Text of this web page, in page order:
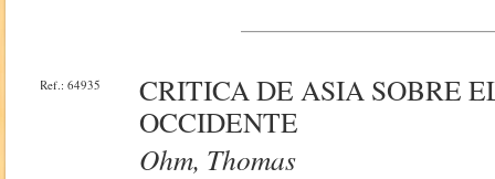
Ref.: 64935
CRITICA DE ASIA SOBRE
OCCIDENTE
Ohm, Thomas